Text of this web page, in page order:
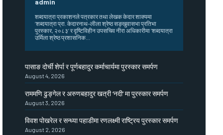
शब्दयात्रा प्रकाशनले पत्रकार तथा लेखक केदार शाक्यमा
‘शब्दयात्रा प्रा. केदारनाथ–लीला श्रेष्ठ सङ्खुवासभा प्रतिभा
पुरस्कार, २०८३’ र दृष्टिविहीन उपसचिव नीरा अधिकारीमा ‘शब्दयात्रा
उर्मिला श्रेष्ठ प्रशासनिक...
पासाङ दोर्ची शेर्पा र पूर्णबहादुर कर्माचार्यमा पुरस्कार समर्पण
August 4, 2026
राममणि ढुङ्गेल र अरुणबहादुर खत्री ‘नदी’ मा पुरस्कार समर्पण
August 3, 2026
विवश पोखरेल र सन्ध्या पहाडीमा रणलक्ष्मी राष्ट्रिय पुरस्कार समर्पण
August 2, 2026